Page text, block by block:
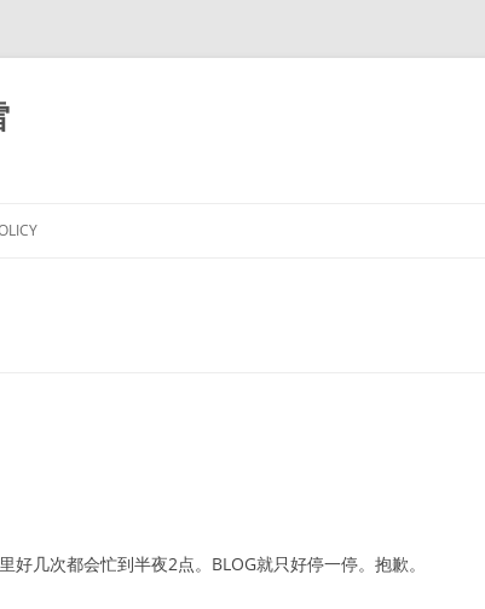
几次都会忙到半夜2点。BLOG就只好停一停。抱歉。